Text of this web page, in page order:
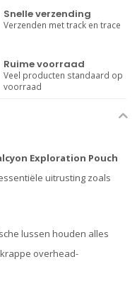
Snelle verzending
Verzenden met track en trace
Ruime voorraad
Veel producten standaard op
voorraad
Exploration Pouch
uitrusting zoals
lussen houden alles
overhead-